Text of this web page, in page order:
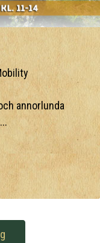
annorlunda